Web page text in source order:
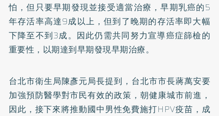
怕，但只要早期發現並接受適當治療，早期乳癌的5
年存活率高達9成以上，但到了晚期的存活率即大幅
下降至不到3成。因此仍需共同努力宣導癌症篩檢的
重要性，以期達到早期發現早期治療。
台北市衛生局陳彥元局長提到，台北市市長蔣萬安要
加強預防醫學對市民有效的政策，朝健康城市前進，
因此，接下來將推動國中男性免費施打HPV疫苗，成